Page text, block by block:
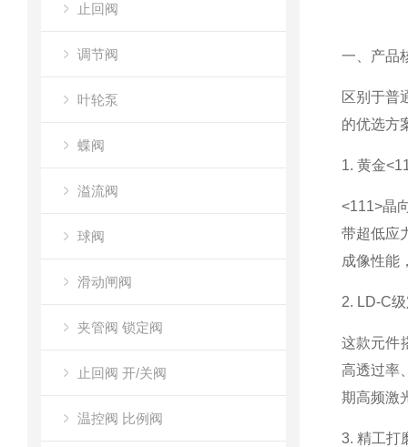
止回阀
调节阀
叶轮泵
蝶阀
溢流阀
球阀
滑动闸阀
夹管阀 锁定阀
止回阀 开/关阀
温控阀 比例阀
一、产品
区别于普
的优选方
1. 黄金
<111>晶
带超低应
成像性能
2. LD-C
这款元件
高透过率
期高频激
3. 精工打